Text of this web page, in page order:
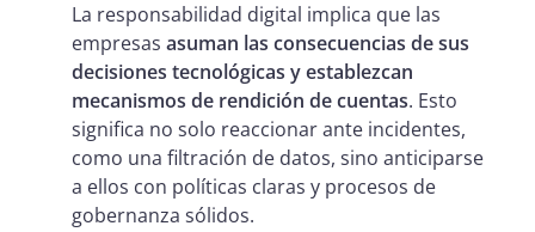
La responsabilidad digital implica que las
empresas asuman las consecuencias de sus
decisiones tecnológicas y establezcan
mecanismos de rendición de cuentas. Esto
significa no solo reaccionar ante incidentes,
como una filtración de datos, sino anticiparse
a ellos con políticas claras y procesos de
gobernanza sólidos.